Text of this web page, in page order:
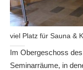
viel Platz für Sauna &
Im Obergeschoss
Seminarräume, in